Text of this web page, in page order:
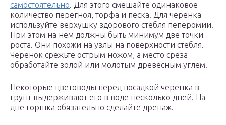
самостоятельно. Для этого смешайте одинаковое
количество перегноя, торфа и песка. Для черенка
используйте верхушку здорового стебля пеперомии.
При этом на нем должны быть минимум две точки
роста. Они похожи на узлы на поверхности стебля.
Черенок срежьте острым ножом, а место среза
обработайте золой или молотым древесным углем.
Некоторые цветоводы перед посадкой черенка в
грунт выдерживают его в воде несколько дней. На
дне горшка обязательно сделайте дренаж.